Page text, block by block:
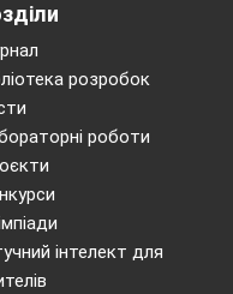
розробок
роботи
інтелект для